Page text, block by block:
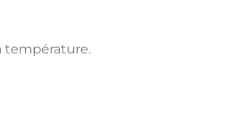
température.